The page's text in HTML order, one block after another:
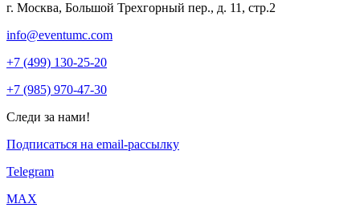
г. Москва, Большой Трехгорный пер., д. 11, стр.2
info@eventumc.com
+7 (499) 130-25-20
+7 (985) 970-47-30
Следи за нами!
Подписаться на email-рассылку
Telegram
МАХ